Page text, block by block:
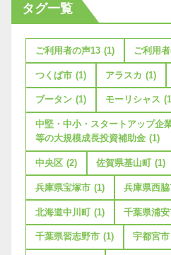
タグ一覧
ご利用者の声13 (1) ご利用
つくば市 (1) アラスカ (1)
ブータン (1) モーリシャス
中堅・中小・スタートアップ企
等の大規模成長投資補助金 (1)
中央区 (2) 佐賀県基山町 (1)
兵庫県宝塚市 (1) 兵庫県西
北海道中川町 (1) 千葉県浦
千葉県習志野市 (1) 宇都宮市